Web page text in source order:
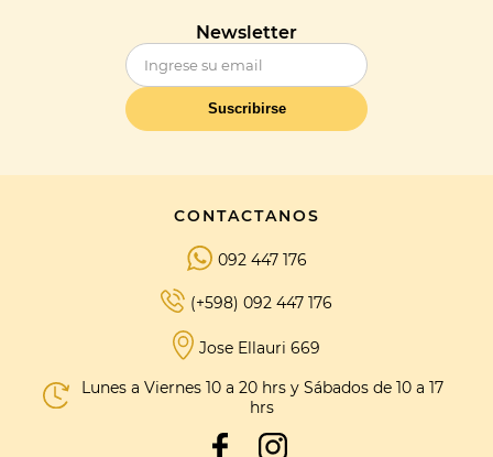
Newsletter
Suscribirse
CONTACTANOS
092 447 176
(+598) 092 447 176
Jose Ellauri 669
Lunes a Viernes 10 a 20 hrs y Sábados de 10 a 17
hrs